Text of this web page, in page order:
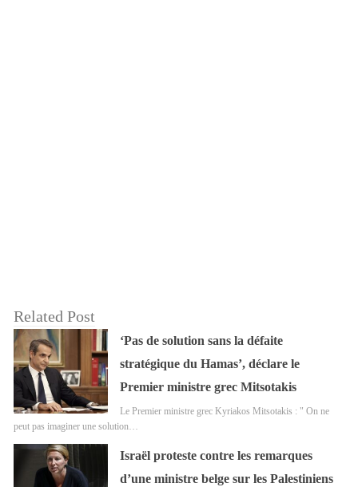
Related Post
‘Pas de solution sans la défaite
stratégique du Hamas’, déclare le
Premier ministre grec Mitsotakis
Le Premier ministre grec Kyriakos Mitsotakis : " On ne
peut pas imaginer une solution…
Israël proteste contre les remarques
d’une ministre belge sur les Palestiniens